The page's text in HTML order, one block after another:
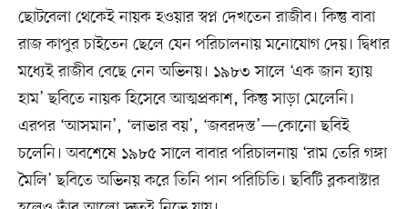
ছোটবেলা থেকেই নায়ক হওয়ার স্বপ্ন দেখতেন রাজীব। কিন্তু বাবা
রাজ কাপুর চাইতেন ছেলে যেন পরিচালনায় মনোযোগ দেয়। দ্বিধার
মধ্যেই রাজীব বেছে নেন অভিনয়। ১৯৮৩ সালে ‘এক জান হ্যায়
হাম’ ছবিতে নায়ক হিসেবে আত্মপ্রকাশ, কিন্তু সাড়া মেলেনি।
এরপর ‘আসমান’, ‘লাভার বয়’, ‘জবরদস্ত’—কোনো ছবিই
চলেনি। অবশেষে ১৯৮৫ সালে বাবার পরিচালনায় ‘রাম তেরি গঙ্গা
মৈলি’ ছবিতে অভিনয় করে তিনি পান পরিচিতি। ছবিটি ব্লকবাস্টার